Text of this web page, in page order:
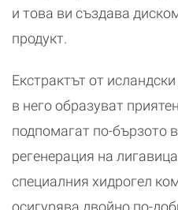
и това ви създава
продукт.
Екстрактът от
в него образуват
подпомагат по-бързото
регенерация на
специалния хидрогел
осигурява двойно по-